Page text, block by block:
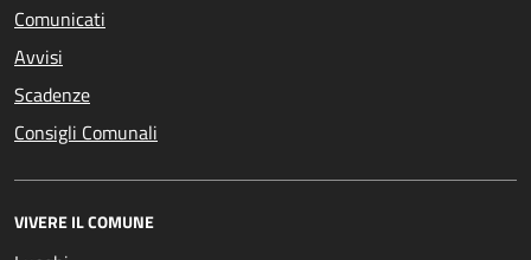
Comunicati
Avvisi
Scadenze
Consigli Comunali
VIVERE IL COMUNE